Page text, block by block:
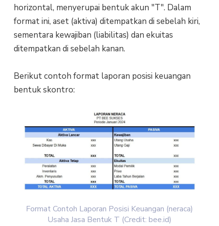
horizontal, menyerupai bentuk akun "T". Dalam
format ini, aset (aktiva) ditempatkan di sebelah kiri,
sementara kewajiban (liabilitas) dan ekuitas
ditempatkan di sebelah kanan.
Berikut contoh format laporan posisi keuangan
bentuk skontro:
Format Contoh Laporan Posisi Keuangan (neraca)
Usaha Jasa Bentuk T (Credit: bee.id)